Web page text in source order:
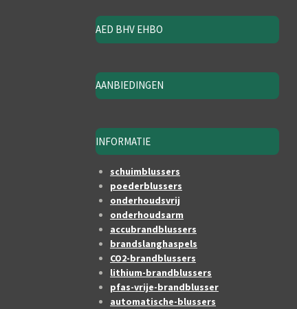
AED BHV EHBO
AANBIEDINGEN
INFORMATIE
schuimblussers
poederblussers
onderhoudsvrij
onderhoudsarm
accubrandblussers
brandslanghaspels
CO2-brandblussers
lithium-brandblussers
pfas-vrije-brandblusser
automatische-blussers